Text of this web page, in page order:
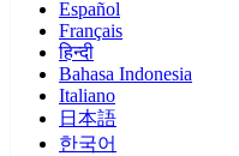
Español
Français
हिन्दी
Bahasa Indonesia
Italiano
日本語
한국어